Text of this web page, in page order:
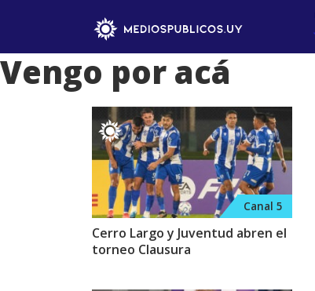
Vengo por acá
Canal 5
Cerro Largo y Juventud abren el
torneo Clausura